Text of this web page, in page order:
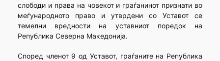
слободи и права на човекот и граѓанинот признати во
меѓународното право и утврдени со Уставот се
темелни вредности на уставниот поредок на
Република Северна Македонија.
Според членот 9 од Уставот, граѓаните на Република